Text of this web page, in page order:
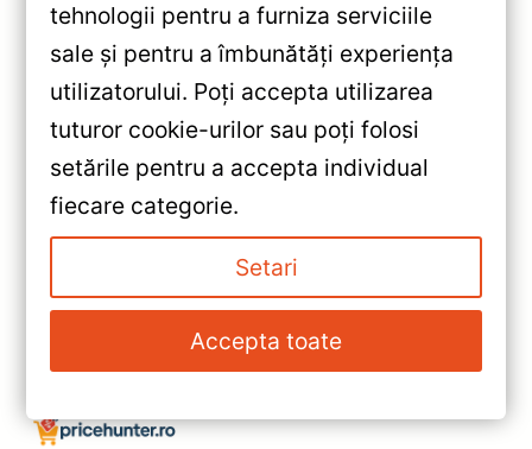
«Navigație Auto Teyes CC3L
WiFi 2+32GB 9″ IPS Quad-core
— Recenzie Detaliată, Testare &
Recomandări
Navigatie Auto Teyes CC3 2K
360° — Recenzie Detaliată,
Testare & Recomandări
tehnologii pentru a furniza serviciile
sale și pentru a îmbunătăți experiența
utilizatorului. Poți accepta utilizarea
tuturor cookie-urilor sau poți folosi
setările pentru a accepta individual
fiecare categorie.
Setari
Accepta toate